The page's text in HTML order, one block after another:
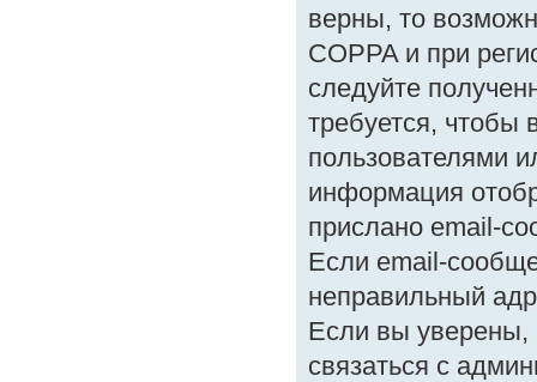
верны, то
COPPA и при
следуйте
требуется, чтобы
пользователями
информация
прислано email-
Если email-
неправильный
Если вы уверены,
связаться с